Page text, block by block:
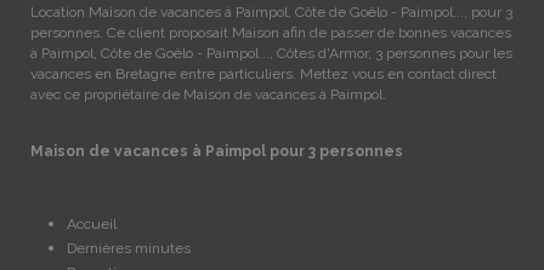
Location Maison de vacances à Paimpol, Côte de Goëlo - Paimpol..., pour 3
personnes. Ce client proposait Maison afin de passer de bonnes vacances
à Paimpol, Côte de Goëlo - Paimpol..., Côtes d'Armor, 3 personnes pour les
vacances en Bretagne entre particuliers. Mettez vous en contact direct
avec ce propriétaire de Maison de vacances à Paimpol.
Maison de vacances à Paimpol pour 3 personnes
Accueil
Dernières minutes